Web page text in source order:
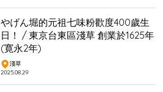
やげん堀的元祖七味粉歡度400歲生
日！ / 東京台東區淺草 創業於1625年
(寛永2年)
淺草
2025.08.29